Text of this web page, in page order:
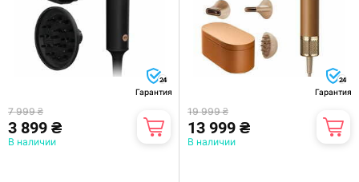
24
Гарантия
7 999 ₴
3 899 ₴
В наличии
24
Гарантия
19 999 ₴
13 999 ₴
В наличии